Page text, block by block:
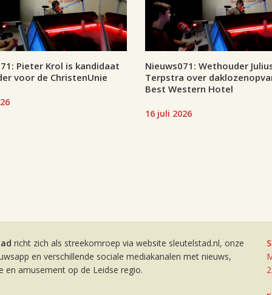
Pieter Krol is kandidaat
voor de ChristenUnie
Nieuws071: Wethouder
Terpstra over
Best Western Hotel
16 juli 2026
richt zich als streekomroep via website sleutelstad.nl, onze
en verschillende sociale mediakanalen met nieuws,
en amusement op de Leidse regio.